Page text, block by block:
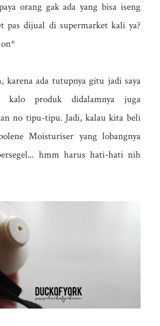
orang gak ada yang bisa iseng
pas dijual di supermarket kali ya?
karena ada tutupnya gitu jadi saya
kalo produk didalamnya juga
no tipu-tipu. Jadi, kalau kita beli
Moisturiser yang lobangnya
hmm harus hati-hati nih